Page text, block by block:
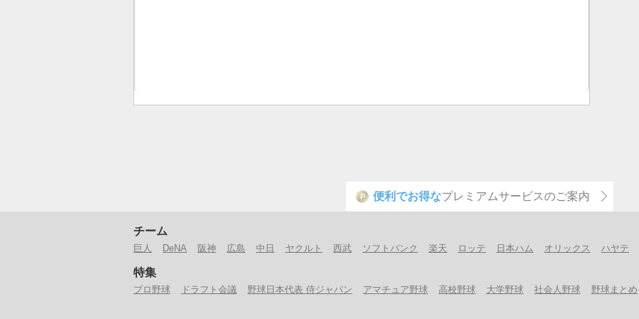
P 便利でお得なプレミアムサービスのご案内
チーム
巨人 DeNA 阪神 広島 中日 ヤクルト 西武 ソフトバンク 楽天 ロッテ 日本ハム オリックス ハヤテ
特集
プロ野球 ドラフト会議 野球日本代表 侍ジャパン アマチュア野球 高校野球 大学野球 社会人野球 野球まとめ